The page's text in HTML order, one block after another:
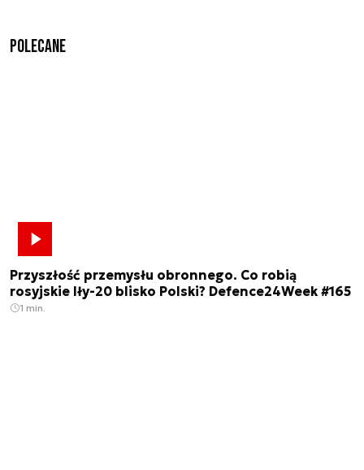
Polecane
Przyszłość przemysłu obronnego. Co robią
rosyjskie Iły-20 blisko Polski? Defence24Week #165
1 min.